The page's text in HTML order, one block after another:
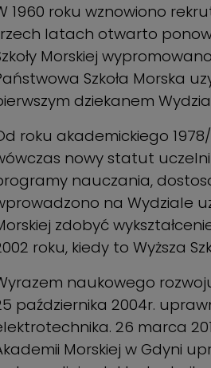
1960 roku wznowiono
latach otwarto
Morskiej
Szkoła Morska
dziekanem
roku akademickiego
nowy statut uczelni
nauczania,
na Wydziale
zdobyć
roku, kiedy to Wyższa
naukowego
października 2004r.
26 marca
Morskiej w Gdyni